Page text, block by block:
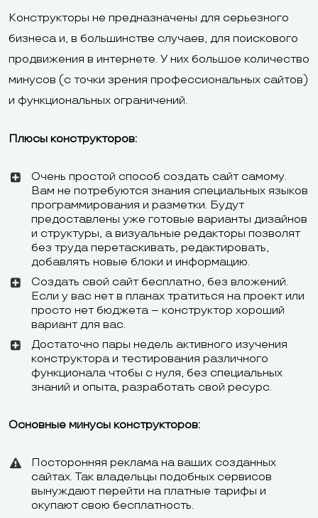
Конструкторы не предназначены для серьезного
бизнеса и, в большинстве случаев, для поискового
продвижения в интернете. У них большое количество
минусов (с точки зрения профессиональных сайтов)
и функциональных ограничений.
Плюсы конструкторов:
Очень простой способ создать сайт самому.
Вам не потребуются знания специальных языков
программирования и разметки. Будут
предоставлены уже готовые варианты дизайнов
и структуры, а визуальные редакторы позволят
без труда перетаскивать, редактировать,
добавлять новые блоки и информацию.
Создать свой сайт бесплатно, без вложений.
Если у вас нет в планах тратиться на проект или
просто нет бюджета – конструктор хороший
вариант для вас.
Достаточно пары недель активного изучения
конструктора и тестирования различного
функционала чтобы с нуля, без специальных
знаний и опыта, разработать свой ресурс.
Основные минусы конструкторов:
Посторонняя реклама на ваших созданных
сайтах. Так владельцы подобных сервисов
вынуждают перейти на платные тарифы и
окупают свою бесплатность.